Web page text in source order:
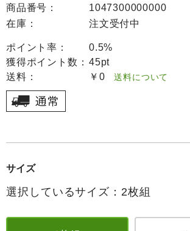
商品番号：
1047300000000
在庫：
注文受付中
ポイント率：
0.5%
獲得ポイント数： 45pt
送料：
￥0 送料について
サイズ
選択しているサイズ：2枚組